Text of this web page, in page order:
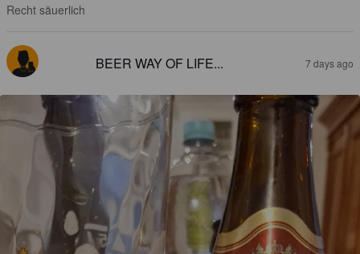
Recht säuerlich
BEER WAY OF LIFE... 7 days ago